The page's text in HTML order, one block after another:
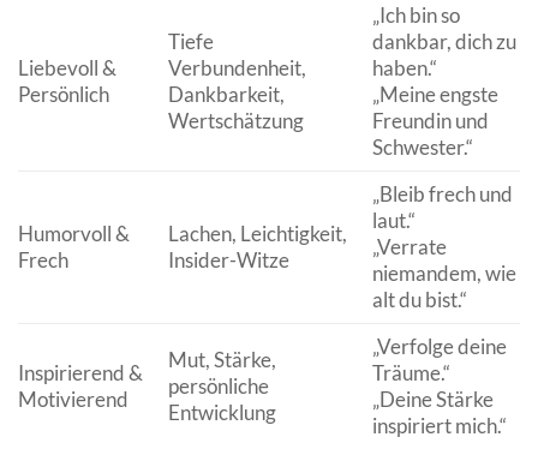
Liebevoll &
Persönlich
Tiefe
Verbundenheit,
Dankbarkeit,
Wertschätzung
„Ich bin so
dankbar, dich zu
haben.“
„Meine engste
Freundin und
Schwester.“
Humorvoll &
Frech
Lachen, Leichtigkeit,
Insider-Witze
„Bleib frech und
laut.“
„Verrate
niemandem, wie
alt du bist.“
Inspirierend &
Motivierend
Mut, Stärke,
persönliche
Entwicklung
„Verfolge deine
Träume.“
„Deine Stärke
inspiriert mich.“